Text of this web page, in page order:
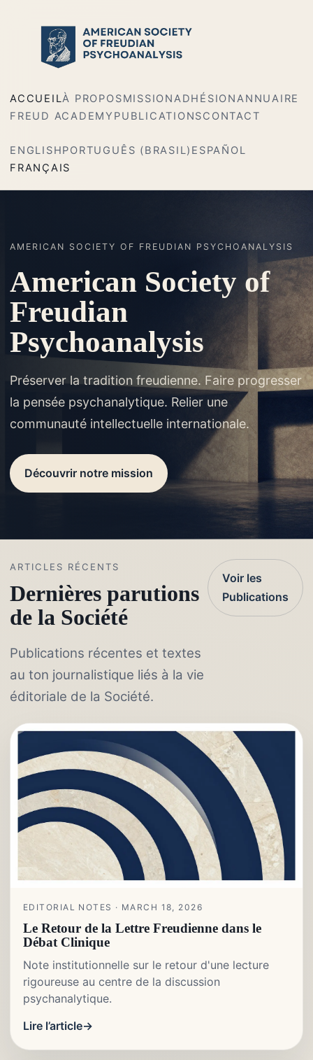
ACCUEILÀ PROPOSMISSIONADHÉSIONANNUAIRE
FREUD ACADEMY PUBLICATIONSCONTACT
ENGLISHPORTUGUÊS (BRASIL) ESPAÑOL
FRANÇAIS
AMERICAN SOCIETY OF FREUDIAN PSYCHOANALYSIS
American Society of
Freudian
Psychoanalysis
Préserver la tradition freudienne. Faire progresser
la pensée psychanalytique. Relier une
communauté intellectuelle internationale.
Découvrir notre mission
ARTICLES RÉCENTS
Dernières parutions
de la Société
Publications récentes et textes
au ton journalistique liés à la vie
éditoriale de la Société.
Voir les
Publications
EDITORIAL NOTES · MARCH 18, 2026
Le Retour de la Lettre Freudienne dans le
Débat Clinique
Note institutionnelle sur le retour d'une lecture
rigoureuse au centre de la discussion
psychanalytique.
Lire l’article